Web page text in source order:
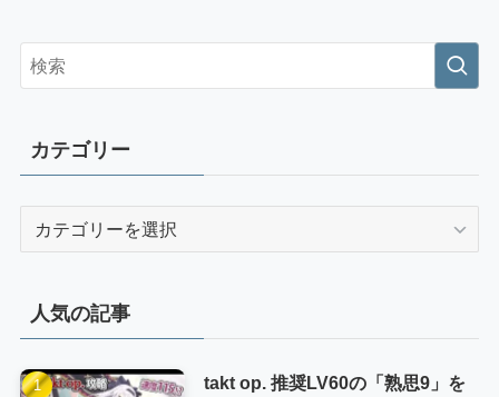
カテゴリー
ー
人気の記事
takt op. 推奨LV60の「熟思9」を